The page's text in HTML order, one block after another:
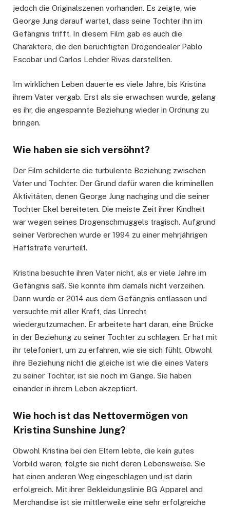
jedoch die Originalszenen vorhanden. Es zeigte, wie
George Jung darauf wartet, dass seine Tochter ihn im
Gefängnis trifft. In diesem Film gab es auch die
Charaktere, die den berüchtigten Drogendealer Pablo
Escobar und Carlos Lehder Rivas darstellten.
Im wirklichen Leben dauerte es viele Jahre, bis Kristina
ihrem Vater vergab. Erst als sie erwachsen wurde, gelang
es ihr, die angespannte Beziehung wieder in Ordnung zu
bringen.
Wie haben sie sich versöhnt?
Der Film schilderte die turbulente Beziehung zwischen
Vater und Tochter. Der Grund dafür waren die kriminellen
Aktivitäten, denen George Jung nachging und die seiner
Tochter Ekel bereiteten. Die meiste Zeit ihrer Kindheit
war wegen seines Drogenschmuggels tragisch. Aufgrund
seiner Verbrechen wurde er 1994 zu einer mehrjährigen
Haftstrafe verurteilt.
Kristina besuchte ihren Vater nicht, als er viele Jahre im
Gefängnis saß. Sie konnte ihm damals nicht verzeihen.
Dann wurde er 2014 aus dem Gefängnis entlassen und
versuchte mit aller Kraft, das Unrecht
wiedergutzumachen. Er arbeitete hart daran, eine Brücke
in der Beziehung zu seiner Tochter zu schlagen. Er hat mit
ihr telefoniert, um zu erfahren, wie sie sich fühlt. Obwohl
ihre Beziehung nicht die gleiche ist wie die eines Vaters
zu seiner Tochter, ist sie noch im Gange. Sie haben
einander in ihrem Leben akzeptiert.
Wie hoch ist das Nettovermögen von
Kristina Sunshine Jung?
Obwohl Kristina bei den Eltern lebte, die kein gutes
Vorbild waren, folgte sie nicht deren Lebensweise. Sie
hat einen anderen Weg eingeschlagen und ist darin
erfolgreich. Mit ihrer Bekleidungslinie BG Apparel and
Merchandise ist sie mittlerweile eine sehr erfolgreiche